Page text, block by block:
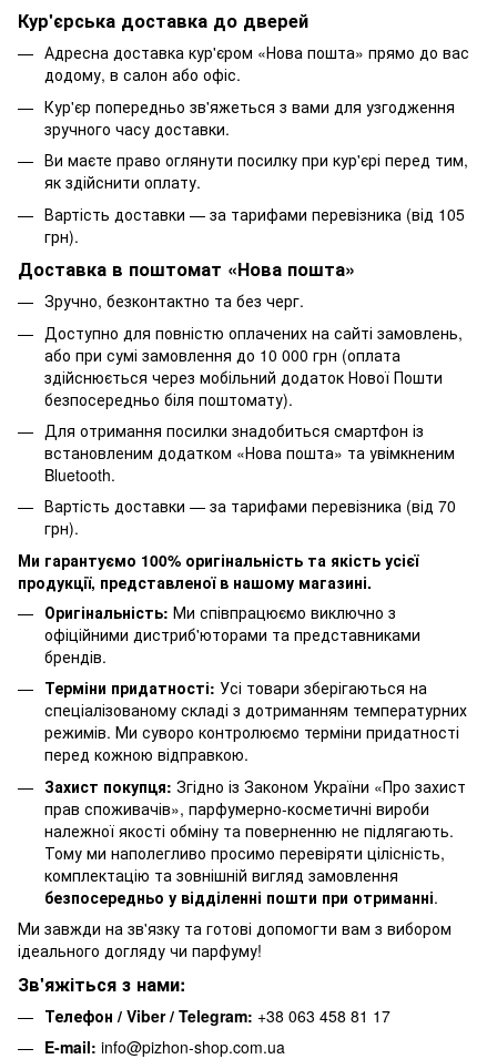
Кур'єрська доставка до дверей
Адресна доставка кур'єром «Нова пошта» прямо до вас
додому, в салон або офіс.
Кур'єр попередньо зв'яжеться з вами для узгодження
зручного часу доставки.
Ви маєте право оглянути посилку при кур'єрі перед тим,
як здійснити оплату.
Вартість доставки — за тарифами перевізника (від 105
грн).
Доставка в поштомат «Нова пошта»
Зручно, безконтактно та без черг.
Доступно для повністю оплачених на сайті замовлень,
або при сумі замовлення до 10 000 грн (оплата
здійснюється через мобільний додаток Нової Пошти
безпосередньо біля поштомату).
Для отримання посилки знадобиться смартфон із
встановленим додатком «Нова пошта» та увімкненим
Bluetooth.
Вартість доставки — за тарифами перевізника (від 70
грн).
Ми гарантуємо 100% оригінальність та якість усієї
продукції, представленої в нашому магазині.
Оригінальність: Ми співпрацюємо виключно з
офіційними дистриб'юторами та представниками
брендів.
Терміни придатності: Усі товари зберігаються на
спеціалізованому складі з дотриманням температурних
режимів. Ми суворо контролюємо терміни придатності
перед кожною відправкою.
Захист покупця: Згідно із Законом України «Про захист
прав споживачів», парфумерно-косметичні вироби
належної якості обміну та поверненню не підлягають.
Тому ми наполегливо просимо перевіряти цілісність,
комплектацію та зовнішній вигляд замовлення
безпосередньо у відділенні пошти при отриманні.
Ми завжди на зв'язку та готові допомогти вам з вибором
ідеального догляду чи парфуму!
Зв'яжіться з нами:
Телефон / Viber / Telegram: +38 063 458 81 17
E-mail: info@pizhon-shop.com.ua